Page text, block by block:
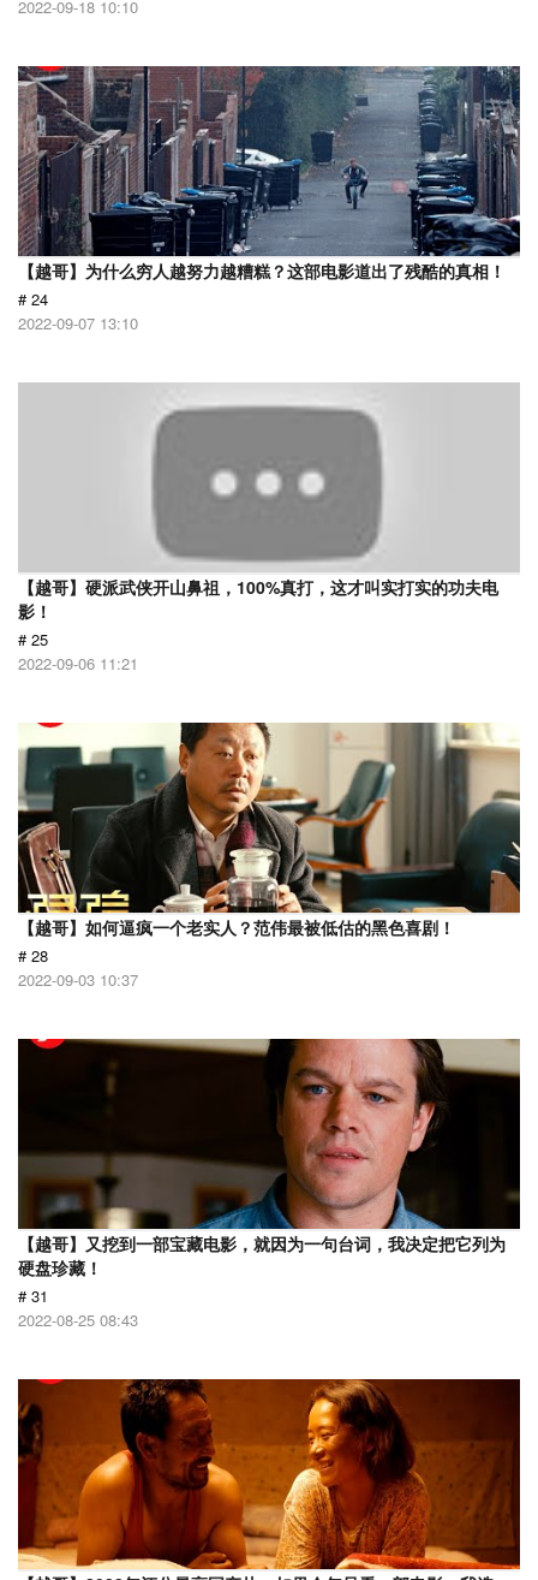
2022-09-18 10:10
【越哥】为什么穷人越努力越糟糕？这部电影道出了残酷的真相！
# 24
2022-09-07 13:10
【越哥】硬派武侠开山鼻祖，100%真打，这才叫实打实的功夫电
影！
# 25
2022-09-06 11:21
【越哥】如何逼疯一个老实人？范伟最被低估的黑色喜剧！
# 28
2022-09-03 10:37
【越哥】又挖到一部宝藏电影，就因为一句台词，我决定把它列为
硬盘珍藏！
# 31
2022-08-25 08:43